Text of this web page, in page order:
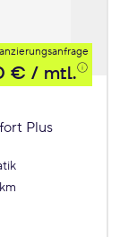
€ / mtl.
Plus